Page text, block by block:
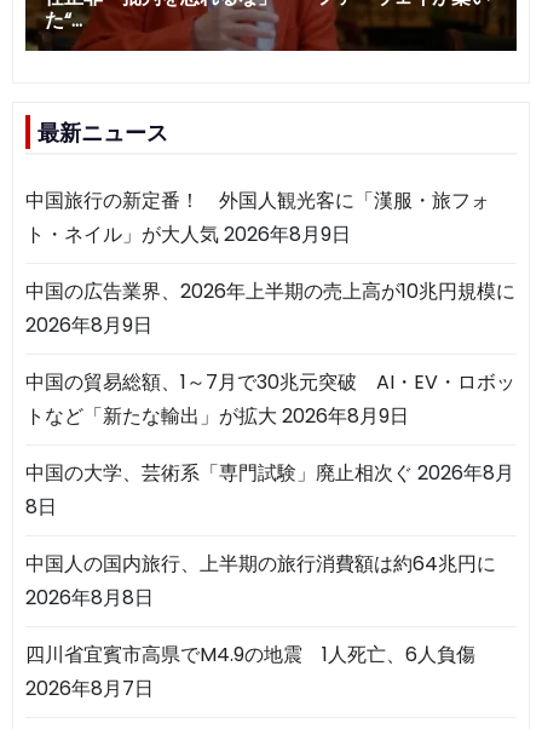
最新ニュース
中国旅行の新定番！ 外国人観光客に「漢服・旅フォ
ト・ネイル」が大人気2026年8月9日
中国の広告業界、2026年上半期の売上高が10兆円規模に
2026年8月9日
中国の貿易総額、1～7月で30兆元突破 AI・EV・ロボッ
トなど「新たな輸出」が拡大 2026年8月9日
中国の大学、芸術系「専門試験」廃止相次ぐ 2026年8月
8日
中国人の国内旅行、上半期の旅行消費額は約64兆円に
2026年8月8日
四川省宜賓市高県でM4.9の地震 1人死亡、6人負傷
2026年8月7日